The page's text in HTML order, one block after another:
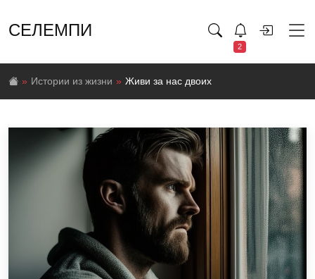
СЕЛЕМПИ
2
Истории из жизни Живи за нас двоих